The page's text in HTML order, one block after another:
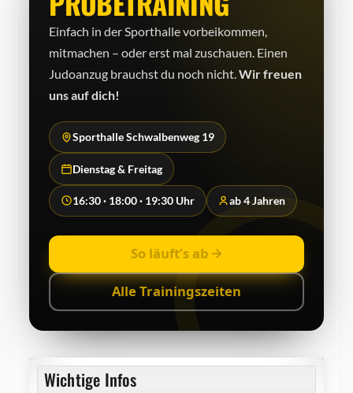
Einfach in der Sporthalle vorbeikommen,
mitmachen – oder erst mal zuschauen. Einen
Judo­anzug brauchst du noch nicht.Wir freuen
uns auf dich!
Sporthalle Schwalbenweg 19
Dienstag & Freitag
16:30 · 18:00 · 19:30 Uhr ab 4 Jahren
So läuft’s ab
Alle Trainingszeiten
Wichtige Infos